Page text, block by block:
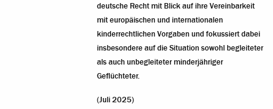
deutsche Recht mit Blick auf ihre Vereinbarkeit
mit europäischen und internationalen
kinderrechtlichen Vorgaben und fokussiert dabei
insbesondere auf die Situation sowohl begleiteter
als auch unbegleiteter minderjähriger
Geflüchteter.
(Juli 2025)